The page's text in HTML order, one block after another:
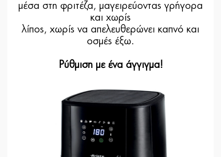
μέσα στη φριτέζα, μαγειρεύοντας γρήγορα
και χωρίς
λίπος, χωρίς να απελευθερώνει καπνό και
οσμές έξω.
Ρύθμιση με ένα άγγιγμα!